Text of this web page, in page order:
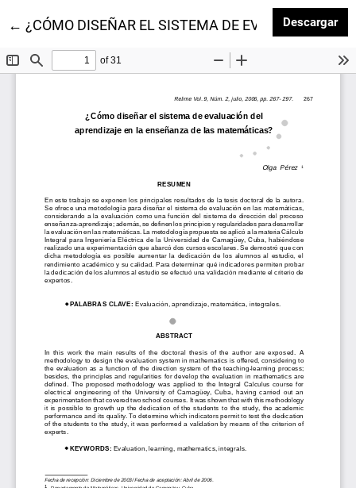
← Volver a los detalles del artículo
¿CÓMO DISEÑAR EL SISTEMA DE EVALUACIÓN
Descargar